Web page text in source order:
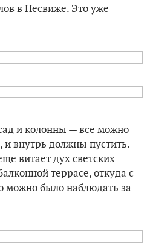
в Несвиже. Это уже
и колонны — все можно
и внутрь должны пустить.
витает дух светских
террасе, откуда с
можно было наблюдать за